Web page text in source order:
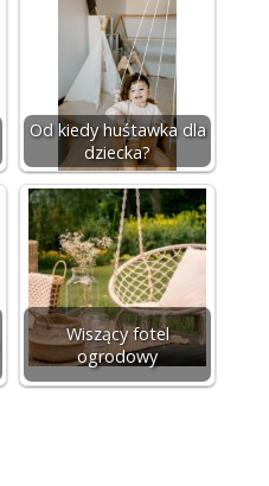
Od kiedy huśtawka dla
dziecka?
Wiszący fotel
ogrodowy